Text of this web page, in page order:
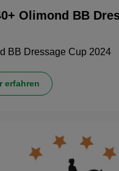
Olimond BB
BB Dressage Cup 2024
erfahren